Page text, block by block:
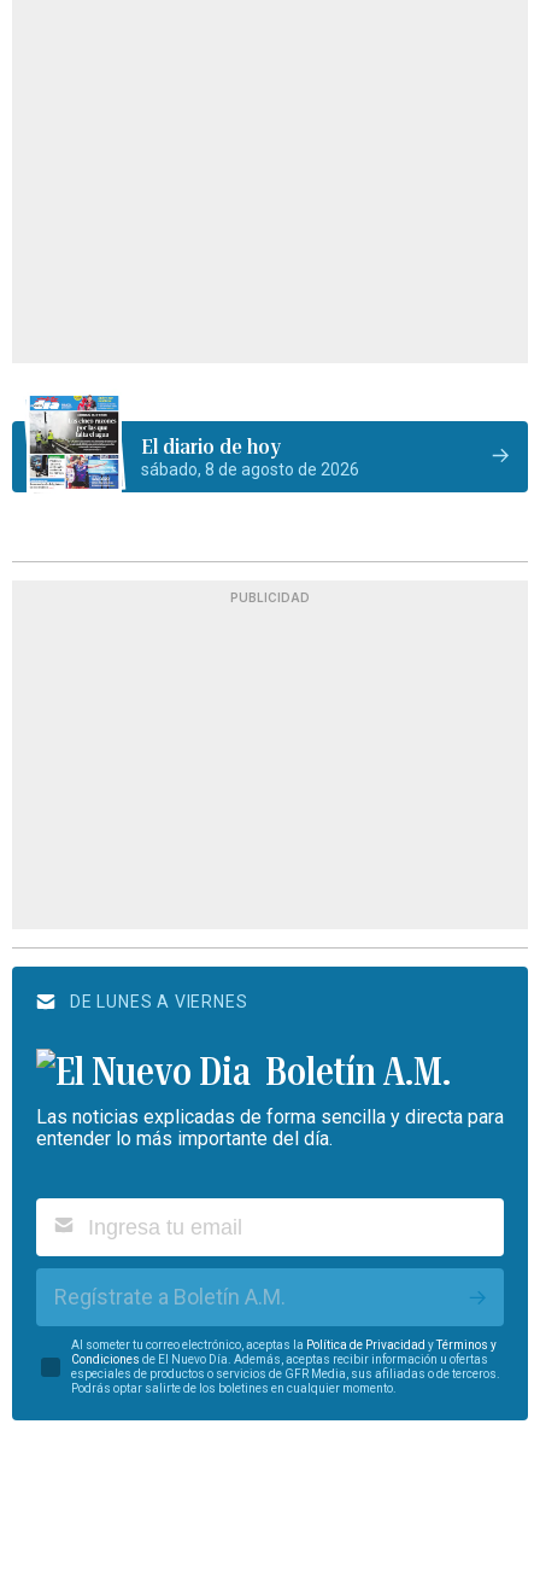
El diario de hoy
sábado, 8 de agosto de 2026
PUBLICIDAD
DE LUNES A VIERNES
Boletín A.M.
Las noticias explicadas de forma sencilla y directa para
entender lo más importante del día.
Regístrate a Boletín A.M.
Al someter tu correo electrónico, aceptas la Política de Privacidad y
Términos y
Condiciones de El Nuevo Día. Además, aceptas recibir información u ofertas
especiales de productos o servicios de GFR Media, sus afiliadas o de terceros.
Podrás optar salirte de los boletines en cualquier momento.